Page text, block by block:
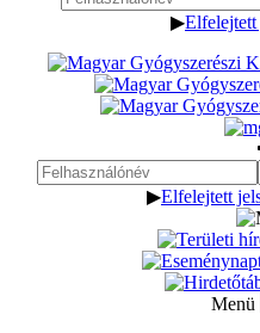
▶Elfelejtett
▶Elfelejtett
Menü